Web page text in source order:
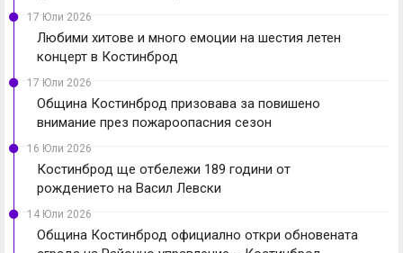
17 Юли 2026
Любими хитове и много емоции на шестия летен
концерт в Костинброд
17 Юли 2026
Община Костинброд призовава за повишено
внимание през пожароопасния сезон
16 Юли 2026
Костинброд ще отбележи 189 години от
рождението на Васил Левски
14 Юли 2026
Община Костинброд официално откри обновената